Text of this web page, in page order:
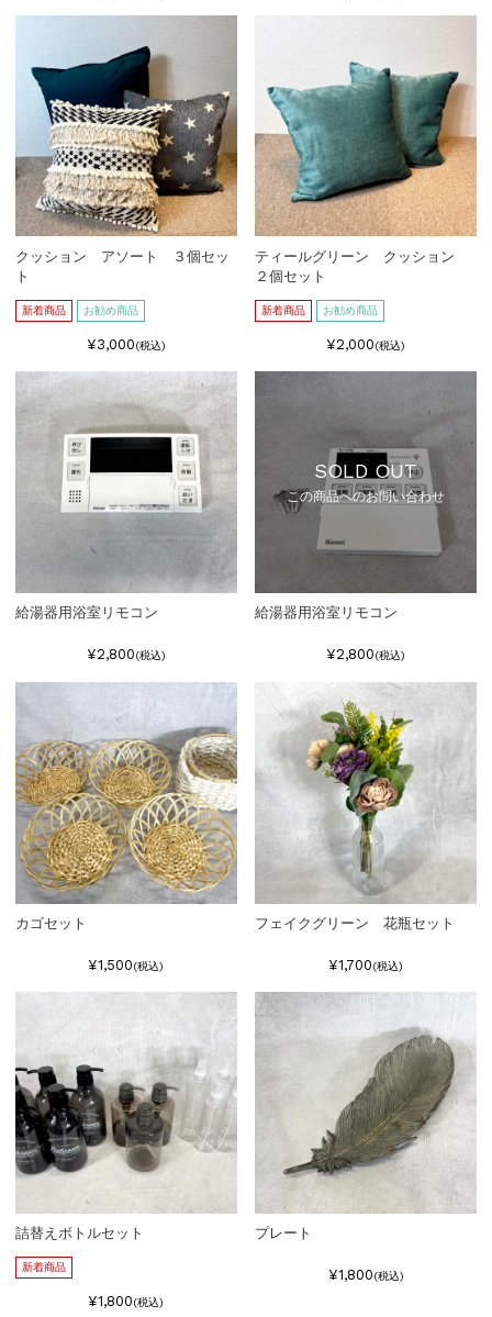
クッション アソート ３個セッ
ト
新着商品 お勧め商品
¥3,000(税込)
ティールグリーン クッション
２個セット
新着商品 お勧め商品
¥2,000(税込)
給湯器用浴室リモコン
¥2,800(税込)
SOLD OUT
この商品へのお問い合わせ
給湯器用浴室リモコン
¥2,800(税込)
カゴセット
¥1,500(税込)
フェイクグリーン 花瓶セット
¥1,700(税込)
詰替えボトルセット
新着商品
¥1,800(税込)
プレート
¥1,800(税込)